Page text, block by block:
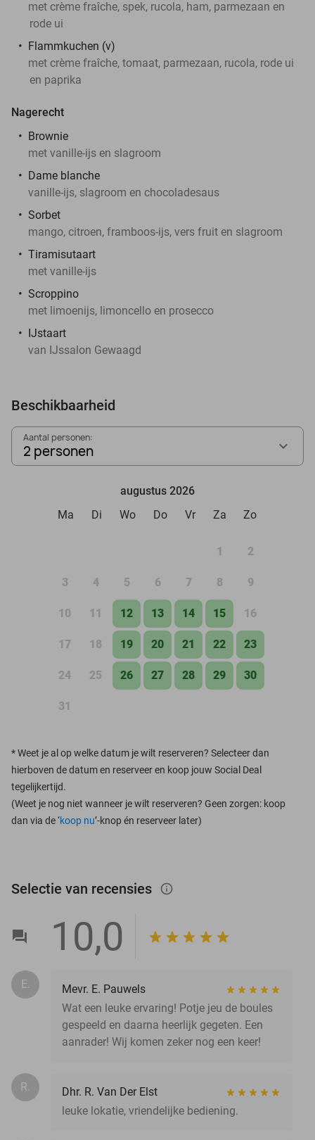
met crème fraîche, spek, rucola, ham, parmezaan en
rode ui
Flammkuchen (v)
met crème fraîche, tomaat, parmezaan, rucola, rode ui
en paprika
Nagerecht
Brownie
met vanille-ijs en slagroom
Dame blanche
vanille-ijs, slagroom en chocoladesaus
Sorbet
mango, citroen, framboos-ijs, vers fruit en slagroom
Tiramisutaart
met vanille-ijs
Scroppino
met limoenijs, limoncello en prosecco
IJstaart
van IJssalon Gewaagd
Beschikbaarheid
Aantal personen:
2 personen
augustus 2026
Ma
Di Wo Do Vr Za Zo
1 2
3 4 5 6 7 8 9
10 11 12 13 14 15 16
17 18 19 20 21 22 23
24 25 26 27 28 29 30
31
*Weet je al op welke datum je wilt reserveren? Selecteer dan
hierboven de datum en reserveer en koop jouw Social Deal
tegelijkertijd.
(Weet je nog niet wanneer je wilt reserveren? Geen zorgen: koop
dan via de ‘koop nu’-knop én reserveer later)
Selectie van recensies info_outlined
10,0
E.
Mevr. E. Pauwels
Wat een leuke ervaring! Potje jeu de boules
gespeeld en daarna heerlijk gegeten. Een
aanrader! Wij komen zeker nog een keer!
R.
Dhr. R. Van Der Elst
leuke lokatie, vriendelijke bediening.